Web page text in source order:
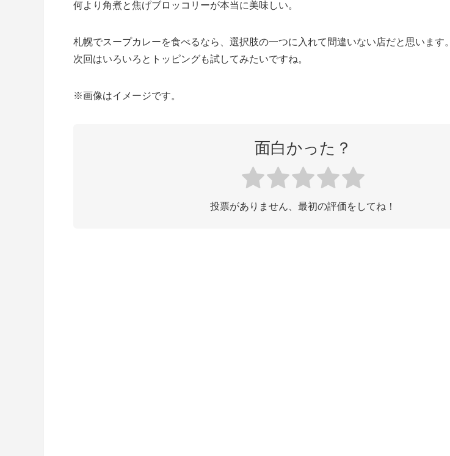
何より角煮と焦げブロッコリーが本当に美味しい。
札幌でスープカレーを食べるなら、選択肢の一つに入れて間違いない店だと思います。
次回はいろいろとトッピングも試してみたいですね。
※画像はイメージです。
面白かった？
投票がありません、最初の評価をしてね！